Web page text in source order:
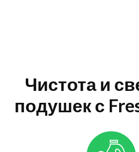
Чистота и
подушек с